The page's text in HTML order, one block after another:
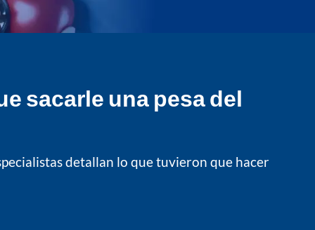
sacarle una pesa del
detallan lo que tuvieron que hacer